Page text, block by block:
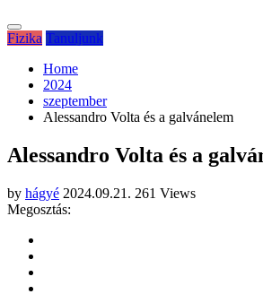
Fizika Tanuljunk
Home
2024
szeptember
Alessandro Volta és a galvánelem
Alessandro Volta és a
by hágyé 2024.09.21. 261 Views
Megosztás: